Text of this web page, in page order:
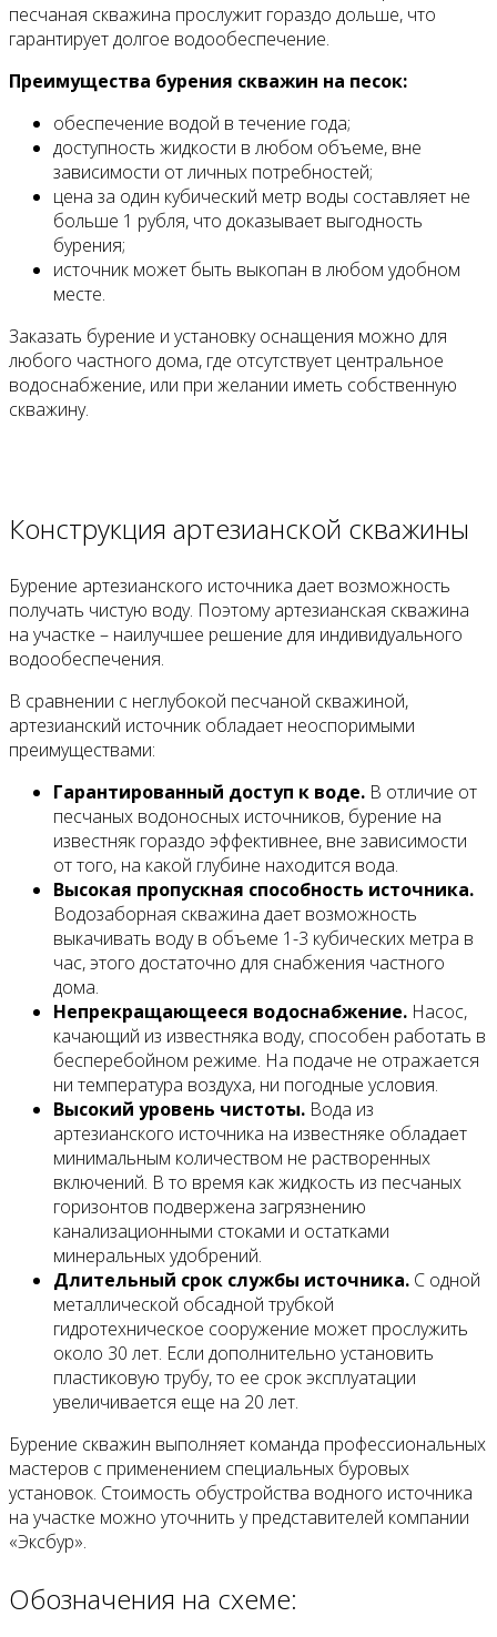
песчаная скважина прослужит гораздо дольше, что
гарантирует долгое водообеспечение.
Преимущества бурения скважин на песок:
обеспечение водой в течение года;
доступность жидкости в любом объеме, вне
зависимости от личных потребностей;
цена за один кубический метр воды составляет не
больше 1 рубля, что доказывает выгодность
бурения;
источник может быть выкопан в любом удобном
месте.
Заказать бурение и установку оснащения можно для
любого частного дома, где отсутствует центральное
водоснабжение, или при желании иметь собственную
скважину.
Конструкция артезианской скважины
Бурение артезианского источника дает возможность
получать чистую воду. Поэтому артезианская скважина
на участке – наилучшее решение для индивидуального
водообеспечения.
В сравнении с неглубокой песчаной скважиной,
артезианский источник обладает неоспоримыми
преимуществами:
Гарантированный доступ к воде. В отличие от
песчаных водоносных источников, бурение на
известняк гораздо эффективнее, вне зависимости
от того, на какой глубине находится вода.
Высокая пропускная способность источника.
Водозаборная скважина дает возможность
выкачивать воду в объеме 1-3 кубических метра в
час, этого достаточно для снабжения частного
дома.
Непрекращающееся водоснабжение. Насос,
качающий из известняка воду, способен работать в
бесперебойном режиме. На подаче не отражается
ни температура воздуха, ни погодные условия.
Высокий уровень чистоты. Вода из
артезианского источника на известняке обладает
минимальным количеством не растворенных
включений. В то время как жидкость из песчаных
горизонтов подвержена загрязнению
канализационными стоками и остатками
минеральных удобрений.
Длительный срок службы источника. С одной
металлической обсадной трубкой
гидротехническое сооружение может прослужить
около 30 лет. Если дополнительно установить
пластиковую трубу, то ее срок эксплуатации
увеличивается еще на 20 лет.
Бурение скважин выполняет команда профессиональных
мастеров с применением специальных буровых
установок. Стоимость обустройства водного источника
на участке можно уточнить у представителей компании
«Эксбур».
Обозначения на схеме: